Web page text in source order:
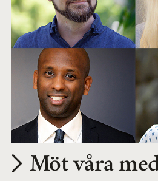
Möt våra